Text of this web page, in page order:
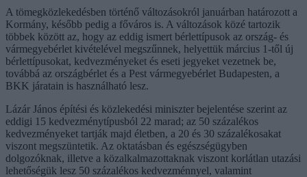
A tömegközlekedésben történő változásokról januárban határozott a
Kormány, később pedig a főváros is. A változások közé tartozik
többek között az, hogy az eddig ismert bérlettípusok az ország- és
vármegyebérlet kivételével megszűnnek, helyettük március 1-től új
bérlettípusokat, kedvezményeket és eseti jegyeket vezetnek be,
továbbá az országbérlet és a Pest vármegyebérlet Budapesten, a
BKK járatain is használható lesz.
Lázár János építési és közlekedési miniszter bejelentése szerint az
eddigi 15 kedvezménytípusból 22 marad; az 50 százalékos
kedvezményeket tartják majd életben, a 20 és 30 százalékosakat
viszont megszüntetik. Az oktatásban és egészségügyben
dolgozóknak, illetve a közalkalmazottaknak viszont korlátlan utazási
lehetőségük lesz 50 százalékos kedvezménnyel, valamint